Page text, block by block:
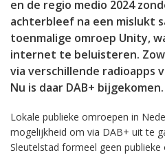
en de regio medio 2024
achterbleef na een mislukt
toenmalige omroep Unity,
internet te beluisteren.
via verschillende radioapps
Nu is daar DAB+ bijgekomen.
Lokale publieke omroepen in
mogelijkheid om via DAB+ uit te
Sleutelstad formeel geen